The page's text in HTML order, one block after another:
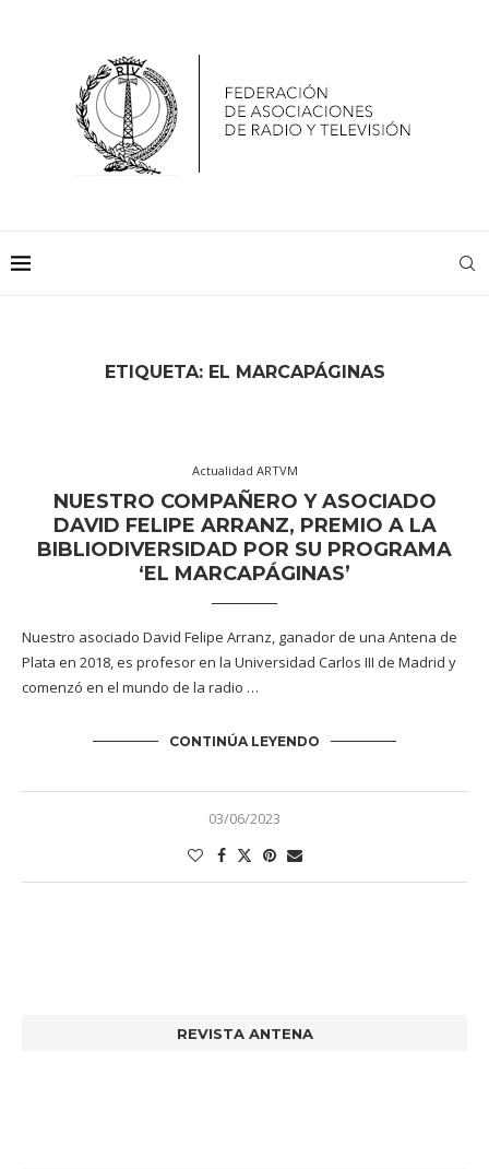
ETIQUETA: EL MARCAPÁGINAS
Actualidad ARTVM
NUESTRO COMPAÑERO Y ASOCIADO
DAVID FELIPE ARRANZ, PREMIO A LA
BIBLIODIVERSIDAD POR SU PROGRAMA
‘EL MARCAPÁGINAS’
Nuestro asociado David Felipe Arranz, ganador de una Antena de
Plata en 2018, es profesor en la Universidad Carlos III de Madrid y
comenzó en el mundo de la radio …
CONTINÚA LEYENDO
03/06/2023
REVISTA ANTENA